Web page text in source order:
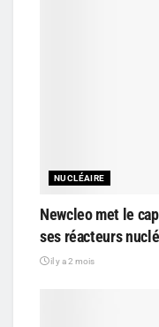
NUCLÉAIRE
Newcleo met le
ses réacteurs
il y a 2 mois